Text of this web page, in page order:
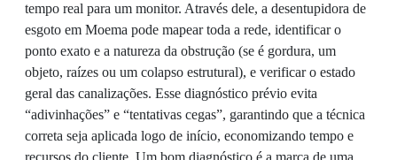
tempo real para um monitor. Através dele, a desentupidora de
esgoto em Moema pode mapear toda a rede, identificar o
ponto exato e a natureza da obstrução (se é gordura, um
objeto, raízes ou um colapso estrutural), e verificar o estado
geral das canalizações. Esse diagnóstico prévio evita
“adivinhações” e “tentativas cegas”, garantindo que a técnica
correta seja aplicada logo de início, economizando tempo e